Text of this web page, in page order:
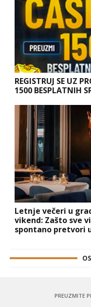
REGISTRUJ SE UZ
1500 BESPLATNIH
Letnje večeri u
vikend: Zašto sve
spontano pretvori
PREUZMITE